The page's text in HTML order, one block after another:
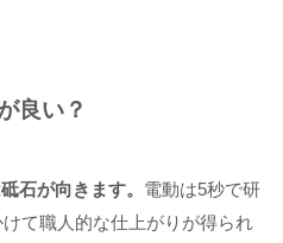
良い？
石が向きます。 電動は5秒で研
て職人的な仕上がりが得られ